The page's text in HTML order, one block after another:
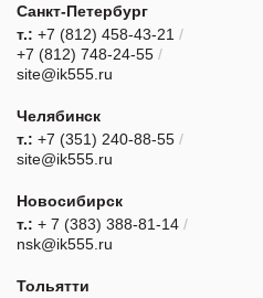
Санкт-Петербург
т.: +7 (812) 458-43-21 /
+7 (812) 748-24-55 /
site@ik555.ru
Челябинск
т.: +7 (351) 240-88-55 /
site@ik555.ru
Новосибирск
т.: + 7 (383) 388-81-14 /
nsk@ik555.ru
Тольятти